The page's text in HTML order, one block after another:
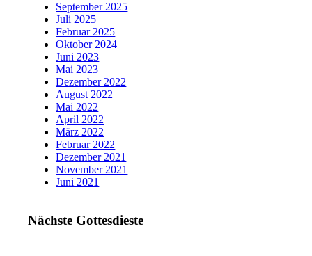
September 2025
Juli 2025
Februar 2025
Oktober 2024
Juni 2023
Mai 2023
Dezember 2022
August 2022
Mai 2022
April 2022
März 2022
Februar 2022
Dezember 2021
November 2021
Juni 2021
Nächste Gottesdieste